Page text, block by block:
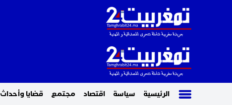
الرئيسية سياسة اقتصاد مجتمع قضايا وأحداث